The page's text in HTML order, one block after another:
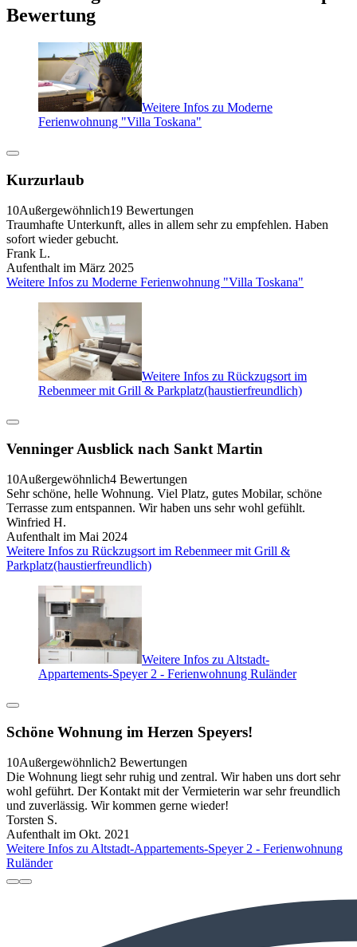
Bewertung
Weitere Infos zu Moderne
Ferienwohnung "Villa Toskana"
Kurzurlaub
10Außergewöhnlich19 Bewertungen
Traumhafte Unterkunft, alles in allem sehr zu empfehlen. Haben
sofort wieder gebucht.
Frank L.
Aufenthalt im März 2025
Weitere Infos zu Moderne Ferienwohnung "Villa Toskana"
Weitere Infos zu Rückzugsort im
Rebenmeer mit Grill & Parkplatz(haustierfreundlich)
Venninger Ausblick nach Sankt Martin
10Außergewöhnlich4 Bewertungen
Sehr schöne, helle Wohnung. Viel Platz, gutes Mobilar, schöne
Terrasse zum entspannen. Wir haben uns sehr wohl gefühlt.
Winfried H.
Aufenthalt im Mai 2024
Weitere Infos zu Rückzugsort im Rebenmeer mit Grill &
Parkplatz(haustierfreundlich)
Weitere Infos zu Altstadt-
Appartements-Speyer 2 - Ferienwohnung Ruländer
Schöne Wohnung im Herzen Speyers!
10Außergewöhnlich2 Bewertungen
Die Wohnung liegt sehr ruhig und zentral. Wir haben uns dort sehr
wohl geführt. Der Kontakt mit der Vermieterin war sehr freundlich
und zuverlässig. Wir kommen gerne wieder!
Torsten S.
Aufenthalt im Okt. 2021
Weitere Infos zu Altstadt-Appartements-Speyer 2 - Ferienwohnung
Ruländer